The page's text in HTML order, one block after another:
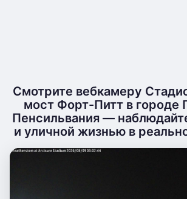
Смотрите вебкамеру
мост Форт-Питт в городе
Пенсильвания —
и уличной жизнью в